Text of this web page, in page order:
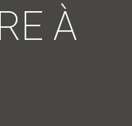
À